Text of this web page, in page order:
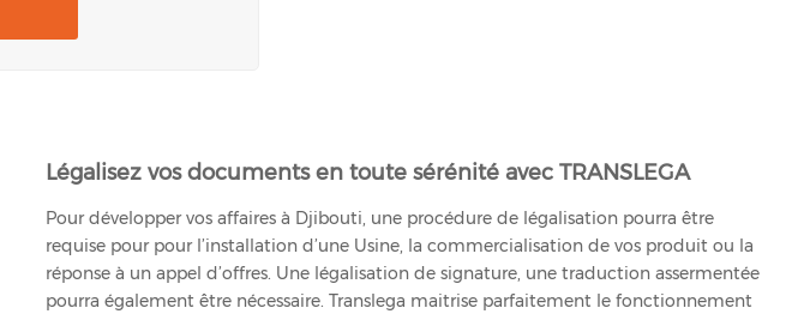
Légalisez vos documents en toute sérénité avec TRANSLEGA
Pour développer vos affaires à Djibouti, une procédure de légalisation pourra être
requise pour pour l’installation d’une Usine, la commercialisation de vos produit ou la
réponse à un appel d’offres. Une légalisation de signature, une traduction assermentée
pourra également être nécessaire. Translega maitrise parfaitement le fonctionnement